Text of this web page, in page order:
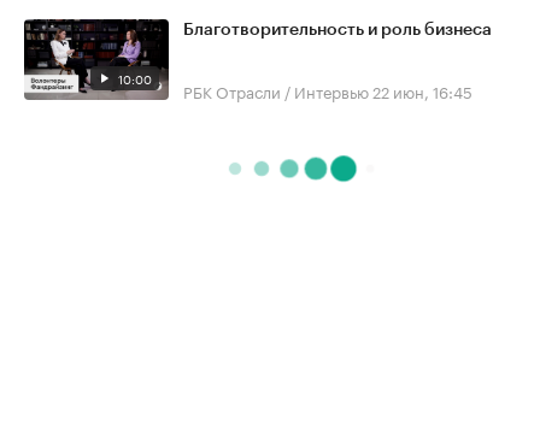
10:00
Благотворительность и роль бизнеса
РБК Отрасли / Интервью 22 июн, 16:45